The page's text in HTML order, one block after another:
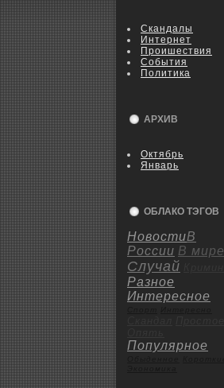
Скандалы
Интернет
Пpoишествия
События
Политика
АРХИВ
Октябрь
Январь
ОБЛАКО ТЭГОВ
НовостиВ
России В мире
Случай
Разное
Интересное
Популярное